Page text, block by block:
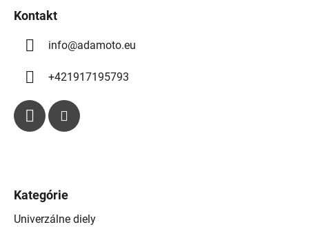
Kontakt
info@adamoto.eu
+421917195793
Kategórie
Univerzálne diely